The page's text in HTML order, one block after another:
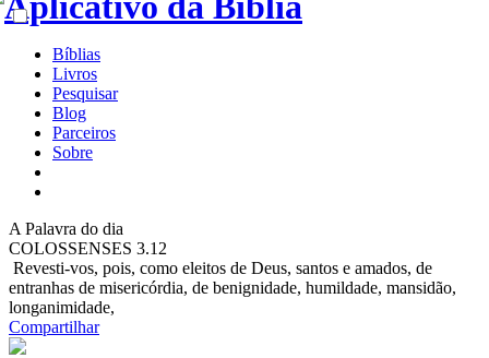
Bíblias
Livros
Pesquisar
Blog
Parceiros
Sobre
A Palavra do dia
COLOSSENSES 3.12
Revesti-vos, pois, como eleitos de Deus, santos e amados, de
entranhas de misericórdia, de benignidade, humildade, mansidão,
longanimidade,
Compartilhar